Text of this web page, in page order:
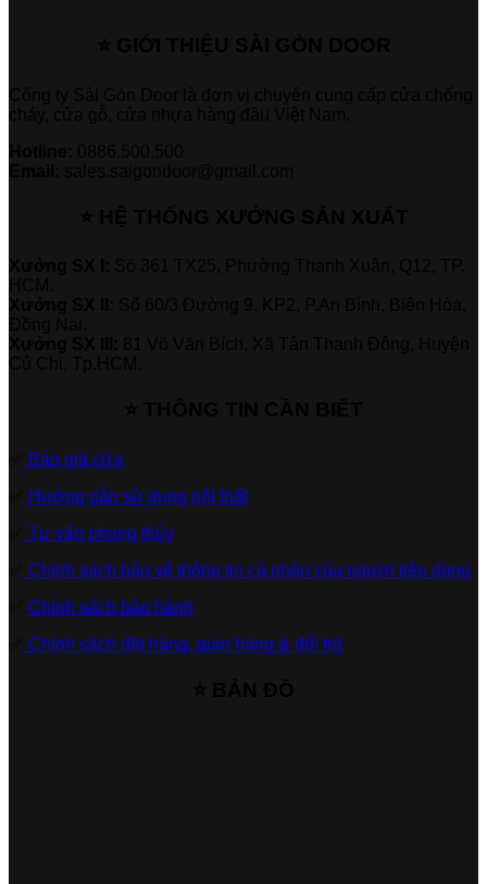
Báo giá cửa
Hướng dẫn sử dụng nội thất
Tư vấn phong thủy
Chính sách bảo vệ thông tin cá nhân của người tiêu dùng
Chính sách bảo hành
Chính sách đặt hàng, giao hàng & đổi trả